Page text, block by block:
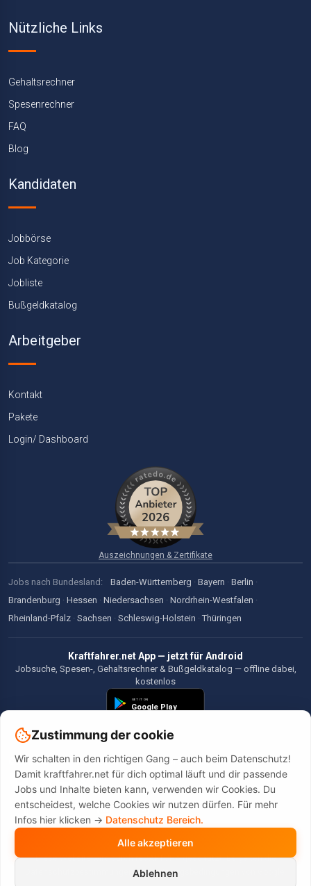
Nützliche Links
Gehaltsrechner
Spesenrechner
FAQ
Blog
Kandidaten
Jobbörse
Job Kategorie
Jobliste
Bußgeldkatalog
Arbeitgeber
Kontakt
Pakete
Login/ Dashboard
Auszeichnungen & Zertifikate
Jobs nach Bundesland: Baden-Württemberg · Bayern · Berlin ·
Brandenburg · Hessen · Niedersachsen · Nordrhein-Westfalen ·
Rheinland-Pfalz · Sachsen · Schleswig-Holstein · Thüringen
Kraftfahrer.net App — jetzt für Android
Jobsuche, Spesen-, Gehaltsrechner & Bußgeldkatalog — offline dabei,
kostenlos
©2026 Kraftfahrer.net. Alle Rechte vorbehalten.
Diese Website wird durch reCAPTCHA geschützt. Es gelten die
undNutzungsbedingungen
Zustimmung der cookie
Wir schalten in den richtigen Gang – auch beim Datenschutz!
Damit kraftfahrer.net für dich optimal läuft und dir passende
Jobs und Inhalte bieten kann, verwenden wir Cookies. Du
entscheidest, welche Cookies wir nutzen dürfen. Für mehr
Infos hier klicken -> Datenschutz Bereich.
Alle akzeptieren
Ablehnen